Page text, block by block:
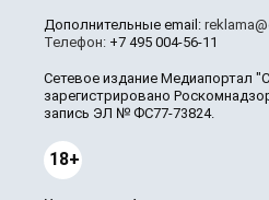
Дополнительные email:
Телефон: +7 495 004-56-11
Сетевое издание Медиапортал
зарегистрировано
запись ЭЛ № ФС77-73824.
18+